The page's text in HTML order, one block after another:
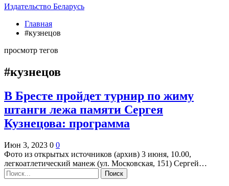
Издательство Беларусь
Главная
#кузнецов
просмотр тегов
#кузнецов
В Бресте пройдет турнир по жиму
штанги лежа памяти Сергея
Кузнецова: программа
Июн 3, 2023 0 0
Фото из открытых источников (архив) 3 июня, 10.00,
легкоатлетический манеж (ул. Московская, 151) Сергей…